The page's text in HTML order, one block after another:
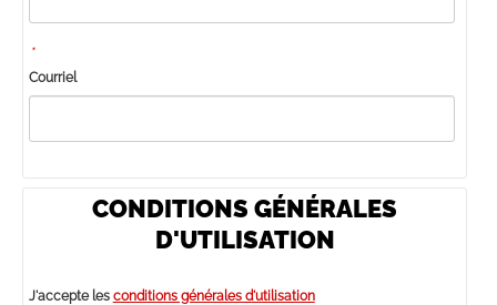
*
Courriel
CONDITIONS GÉNÉRALES
D'UTILISATION
J'accepte les conditions générales d'utilisation